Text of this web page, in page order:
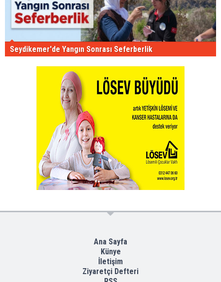
Seydikemer'de Yangın Sonrası Seferberlik
Ana Sayfa
Künye
İletişim
Ziyaretçi Defteri